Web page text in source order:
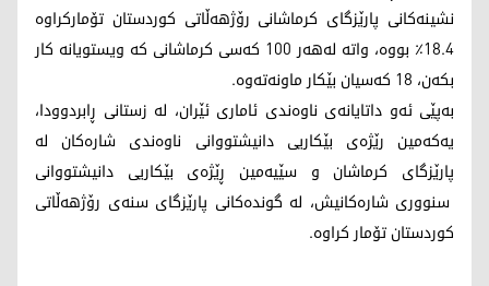
نشینەکانی پارێزگای کرماشانی رۆژهەڵاتی کوردستان تۆمارکراوە
18.4٪ بووە، واتە لەهەر 100 کەسی کرماشانی کە ویستویانە کار
بکەن، 18 کەسیان بێکار ماونەتەوە.
بەپێی ئەو داتایانەی ناوەندی ئاماری ئێران، لە زستانی ڕابردوودا،
یەکەمین رێژەی بێکاریی دانیشتووانی ناوەندی شارەکان لە
پارێزگای کرماشان و سێیەمین ڕێژەی بێکاریی دانیشتووانی
سنووری شارەکانیش، لە گوندەکانی پارێزگای سنەی رۆژهەڵاتی
کوردستان تۆمار کراوە.